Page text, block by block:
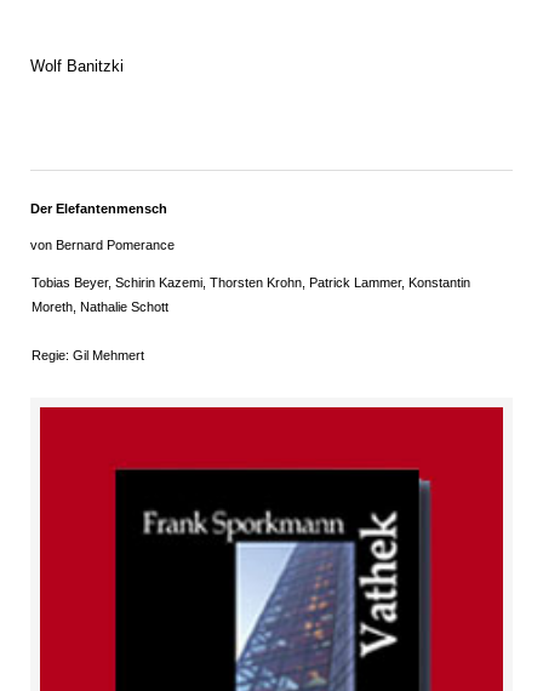
Wolf Banitzki
Der Elefantenmensch
von Bernard Pomerance
Tobias Beyer, Schirin Kazemi, Thorsten Krohn, Patrick Lammer, Konstantin
Moreth, Nathalie Schott
Regie: Gil Mehmert